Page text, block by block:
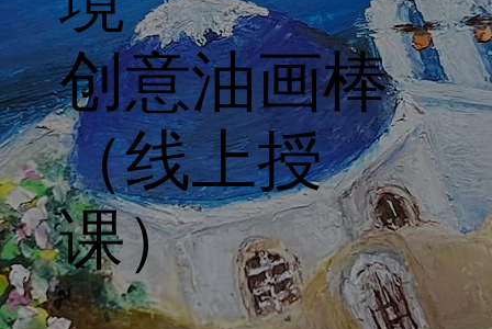
​创意油画棒
（线上授
课）